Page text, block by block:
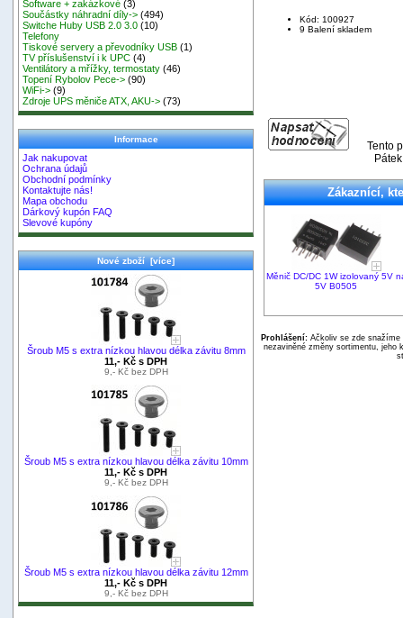
Software + zakázkové (3)
Součástky náhradní díly-> (494)
Switche Huby USB 2.0 3.0 (10)
Telefony
Tiskové servery a převodníky USB (1)
TV příslušenství i k UPC (4)
Ventilátory a mřížky, termostaty (46)
Topení Rybolov Pece-> (90)
WiFi-> (9)
Zdroje UPS měniče ATX, AKU-> (73)
Informace
Jak nakupovat
Ochrana údajů
Obchodní podmínky
Kontaktujte nás!
Mapa obchodu
Dárkový kupón FAQ
Slevové kupóny
Nové zboží [více]
Šroub M5 s extra nízkou hlavou délka závitu 8mm
11,- Kč s DPH
9,- Kč bez DPH
Šroub M5 s extra nízkou hlavou délka závitu 10mm
11,- Kč s DPH
9,- Kč bez DPH
Šroub M5 s extra nízkou hlavou délka závitu 12mm
11,- Kč s DPH
9,- Kč bez DPH
Kód: 100927
9 Balení skladem
Tento
Zákaznící,
Měnič DC/DC 1W izolovaný 5V
5V B0505
Prohlášení:Ačkoliv se zde snažíme
nezaviněné změny sortimentu, jeho